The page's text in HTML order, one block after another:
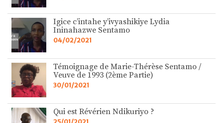
Igice c’intahe y’ivyashikiye Lydia
Ininahazwe Sentamo
04/02/2021
Témoignage de Marie-Thérèse Sentamo /
Veuve de 1993 (2ème Partie)
30/01/2021
Qui est Révérien Ndikuriyo ?